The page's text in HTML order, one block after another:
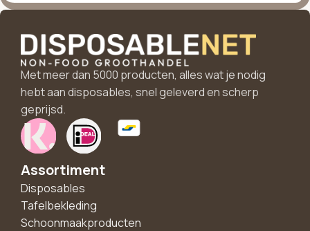
Met meer dan 5000 producten, alles wat je nodig
hebt aan disposables, snel geleverd en scherp
geprijsd.
Assortiment
Disposables
Tafelbekleding
Schoonmaakproducten